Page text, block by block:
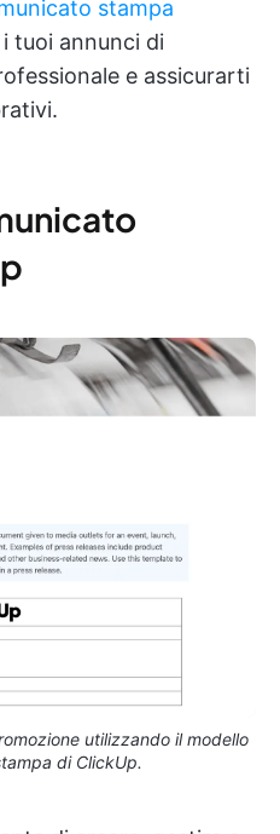
stampa
tuoi annunci di
e assicurarti
utilizzando il modello
di ClickUp.